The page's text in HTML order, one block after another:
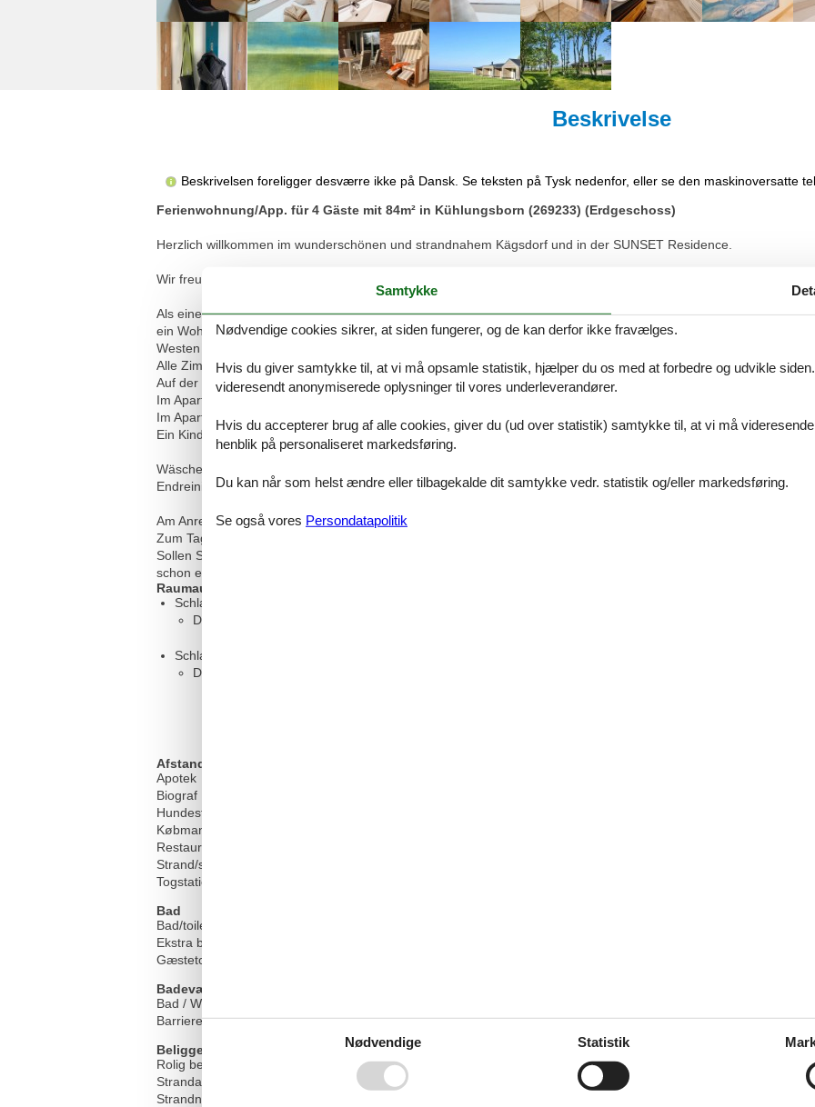
Beskrivelse
Beskrivelsen foreligger desværre ikke på Dansk. Se teksten på Tysk nedenfor, eller se den maskinoversatte
Ferienwohnung/App. für 4 Gäste mit 84m² in Kühlungsborn (269233) (Erdgeschoss)
Herzlich willkommen im wunderschönen und strandnahem Kägsdorf und in der SUNSET Residence.
Wir freuen uns auf Ihren Besuch!
Als eines von 7 Apartements der kleinen aber feinen Apartementanlage SUNSET - RESIDENCE verfügt das
ein Wohnzimmer mit intergrierter offener Küche, zwei Schlafzimmern (eines davon mit einem Duschbad en
Westen ausgerichteten Sonnenterrasse.
Alle Zimmer sind hell und freundlich gehalten, die Einrichtung modern.
Auf der angrenzenden Liegewiese lädt der Strandkorb zu einem Sundowner und einem entspannten Blick über die
Im Apartement ist ausreichend Platz, so dass es sehr gut für Familien mit Kindern geeignet ist.
Im Apartment finden Sie neben allem notwendigen Hausrat eine Waschmaschine mit integriertem Trockner vor.
Ein Kinderreisebett ist vorhanden und kann ggf. mit gebucht werden.
Wäschepaket einmalig p.P. 23,80€
Endreinigung einmalig 90,00€
Am Anreisetag steht Ihnen die Wohnung ab 16.00 Uhr zu Verfügung.
Zum Tag Ihrer Abreise werden unsere Kollegen von der Zimmerreinigung ab 10.00 Uhr die Wohnung für die
Sollen Sie vorzeitig in Kägsdorf anreisen genießen Sie zwischenzeitlich vielleicht den Blick vom Café
schon einen kleinen Spaziergang zum Strand; Ihren PKW können Sie in jedem Fall auf Ihrem Stellplatz am Haus
Raumaufteilung
Schlafzimmer, 18 m², 2 Personen
Doppelbett - Size: 151-180 cm
Schlafzimmer, 18 m², 2 Personen
Doppelbett - Size: 151-180 cm
Afstand
Apotek
Biograf
Hundestrand
Købmand
Restaurant
Strand/sø
Togstation/busstoppested
Bad
Bad/toilet
Ekstra badeværelse
Gæstetoilet
Badeværelsesudstyr
Bad / WC
Barrierefri bruser
Beliggenhed
Rolig beliggenhed
Strandafstand 100-500m
Strandnah
Bruser
Samtykke
Nødvendige cookies sikrer, at siden fungerer, og de kan derfor ikke fravælges.
Hvis du giver samtykke til, at vi må opsamle statistik, hjælper du os med at forbedre og udvikle
videresendt anonymiserede oplysninger til vores underleverandører.
Hvis du accepterer brug af alle cookies, giver du (ud over statistik) samtykke til, at vi må
henblik på personaliseret markedsføring.
Du kan når som helst ændre eller tilbagekalde dit samtykke vedr. statistik og/eller markedsføring.
Se også vores Persondatapolitik
Nødvendige Statistik